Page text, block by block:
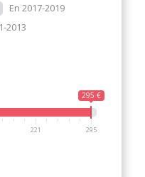
En 2017-2019
2013
295 €
221 295